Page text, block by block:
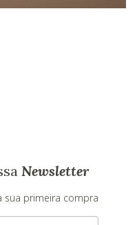
Newsletter
sua primeira compra